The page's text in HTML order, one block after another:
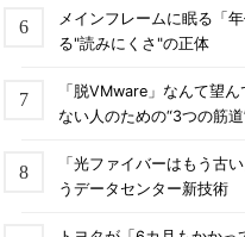
メインフレームに眠る「
る"読みにくさ"の正体
「脱VMware」なんて望
ない人のための“3つの筋道
「光ファイバーはもう
うデータセンター新技術